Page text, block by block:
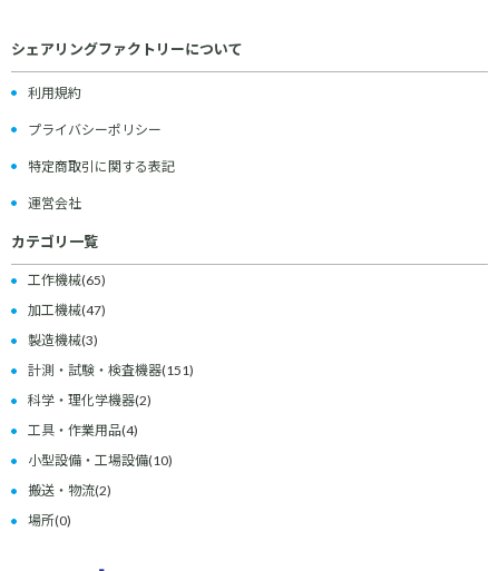
シェアリングファクトリーについて
利用規約
プライバシーポリシー
特定商取引に関する表記
運営会社
カテゴリ一覧
工作機械(65)
加工機械(47)
製造機械(3)
計測・試験・検査機器(151)
科学・理化学機器(2)
工具・作業用品(4)
小型設備・工場設備(10)
搬送・物流(2)
場所(0)